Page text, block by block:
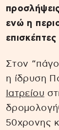
ενώ η
επισκέπτες
Στον
η ίδρυση
Ιατρείου
50χρονης